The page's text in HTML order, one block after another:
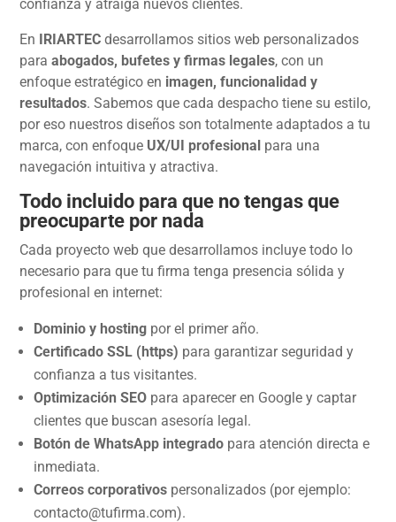
confianza y atraiga nuevos clientes.
En IRIARTEC desarrollamos sitios web personalizados
paraabogados, bufetes y firmas legales, con un
enfoque estratégico en imagen, funcionalidad y
resultados. Sabemos que cada despacho tiene su estilo,
por eso nuestros diseños son totalmente adaptados a tu
marca, con enfoque UX/UI profesional para una
navegación intuitiva y atractiva.
Todo incluido para que no tengas que
preocuparte por nada
Cada proyecto web que desarrollamos incluye todo lo
necesario para que tu firma tenga presencia sólida y
profesional en internet:
Dominio y hosting por el primer año.
Certificado SSL (https) para garantizar seguridad y
confianza a tus visitantes.
Optimización SEO para aparecer en Google y captar
clientes que buscan asesoría legal.
Botón de WhatsApp integrado para atención directa e
inmediata.
Correos corporativos personalizados (por ejemplo:
contacto@tufirma.com).